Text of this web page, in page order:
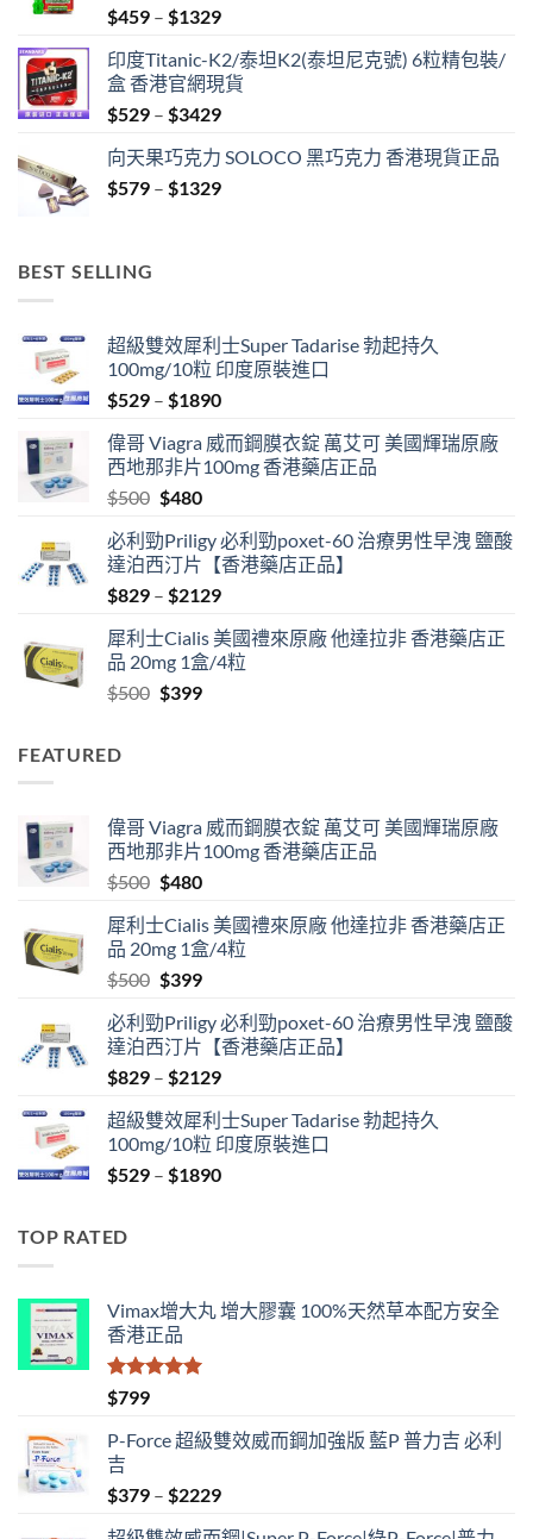
$459 – $1329Price
$459
through
$1329
印度Titanic-K2/泰坦K2(泰坦尼克號) 6粒精包裝/
盒 香港官網現貨
$529 – $3429Price
$529
through
向天果巧克力 SOLOCO 黑巧克力 香港現貨正品
$579 – $1329Price
BEST SELLING
超級雙效犀利士Super Tadarise 勃起持久
100mg/10粒 印度原裝進口
$529 – $1890Price
$529
through
偉哥 Viagra 威而鋼膜衣錠 萬艾可 美國輝瑞原廠
西地那非片100mg 香港藥店正品
$500 Original
was:
$500.
$480Current
is:
$480.
必利勁Priligy 必利勁poxet-60 治療男性早洩 鹽酸
達泊西汀片【香港藥店正品】
$829 – $2129Price
$829
through
犀利士Cialis 美國禮來原廠 他達拉非 香港藥店正
品 20mg 1盒/4粒
$500 Original
$399Current
FEATURED
偉哥 Viagra 威而鋼膜衣錠 萬艾可 美國輝瑞原廠
西地那非片100mg 香港藥店正品
$500 Original
was:
$500.
$480Current
is:
$480.
犀利士Cialis 美國禮來原廠 他達拉非 香港藥店正
品 20mg 1盒/4粒
$500 Original
was:
$500.
$399Current
is:
$399.
必利勁Priligy 必利勁poxet-60 治療男性早洩 鹽酸
達泊西汀片【香港藥店正品】
$829 – $2129Price
$829
through
$2129
超級雙效犀利士Super Tadarise 勃起持久
100mg/10粒 印度原裝進口
$529 – $1890Price
TOP RATED
Vimax增大丸 增大膠囊 100%天然草本配方安全
香港正品
評分
滿分 5
$799
P-Force 超級雙效威而鋼加強版 藍P 普力吉 必利
吉
$379 – $2229Price